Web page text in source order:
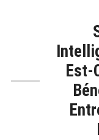
Est-